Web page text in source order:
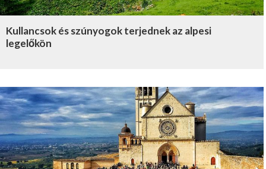
Kullancsok és szúnyogok terjednek az alpesi
legelőkön